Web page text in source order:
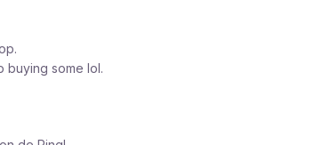
buying some lol.